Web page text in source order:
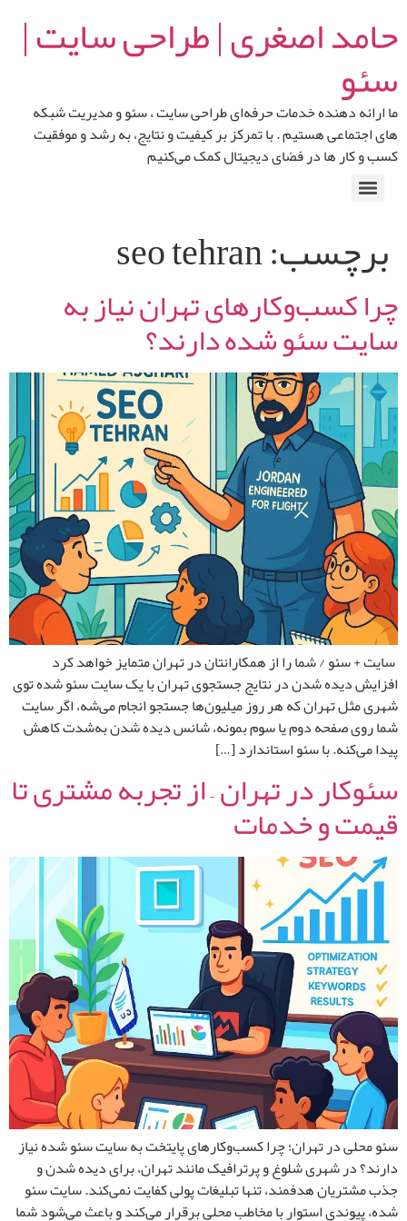
حامد اصغری | طراحی سایت |
سئو
ما ارائه‌ دهنده خدمات حرفه‌ای طراحی سایت ، سئو و مدیریت شبکه‌
های اجتماعی هستیم . با تمرکز بر کیفیت و نتایج، به رشد و موفقیت
کسب‌ و کار ها در فضای دیجیتال کمک می‌کنیم
برچسب:seo tehran
چرا کسب‌وکارهای تهران نیاز به
سایت سئو شده دارند؟
سایت + سئو / شما را از همکارانتان در تهران متمایز خواهد کرد
افزایش دیده شدن در نتایج جستجوی تهران با یک سایت سئو شده توی
شهری مثل تهران که هر روز میلیون‌ها جستجو انجام می‌شه، اگر سایت
شما روی صفحه دوم یا سوم بمونه، شانس دیده شدن به‌شدت کاهش
پیدا می‌کنه. با سئو استاندارد […]
سئوکار در تهران – از تجربه مشتری تا
قیمت و خدمات
سئو محلی در تهران؛ چرا کسب‌وکارهای پایتخت به سایت سئو شده نیاز
دارند؟ در شهری شلوغ و پرترافیک مانند تهران، برای دیده شدن و
جذب مشتریان هدفمند، تنها تبلیغات پولی کفایت نمی‌کند. سایت سئو
شده، پیوندی استوار با مخاطب محلی برقرار می‌کند و باعث می‌شود شما